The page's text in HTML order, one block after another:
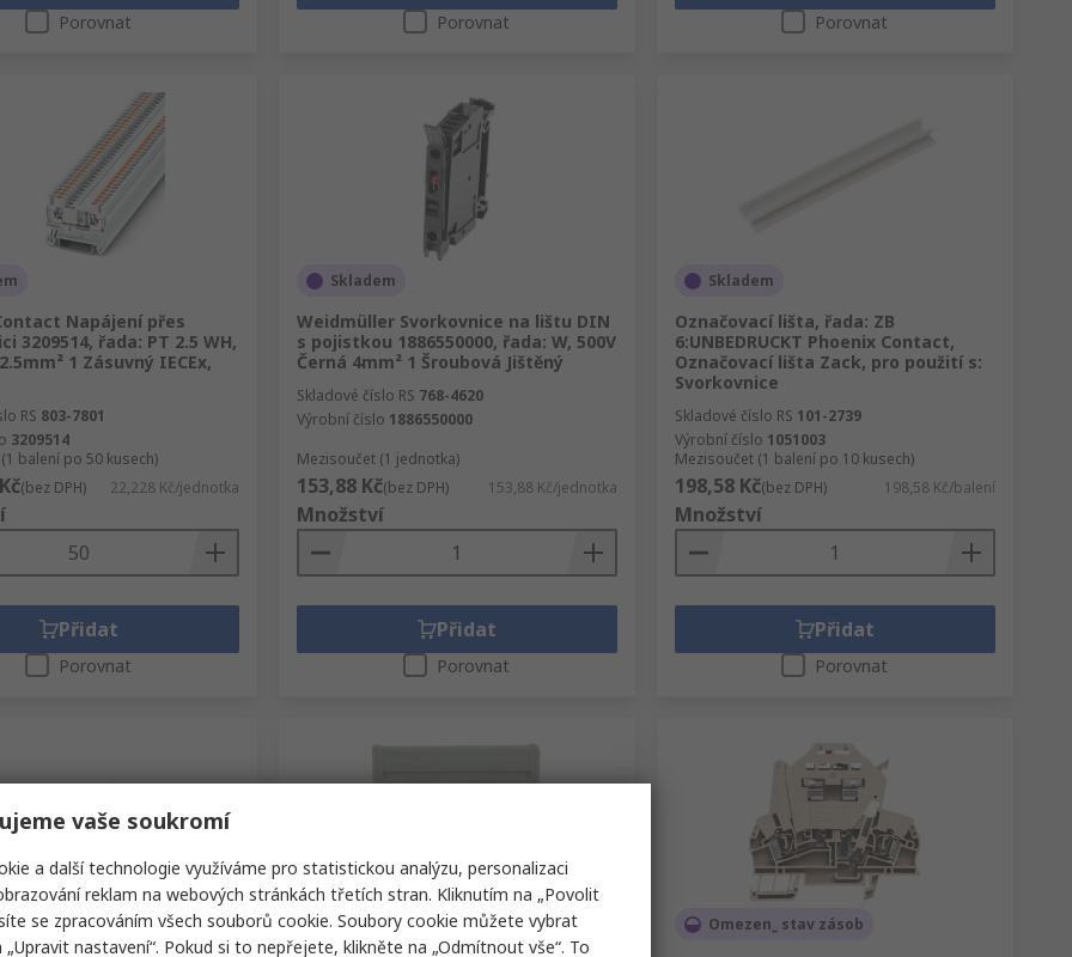
Porovnat Porovnat Porovnat
Napájení přes
3209514, řada: PT 2.5 WH,
1 Zásuvný IECEx,
RS 803-7801
3209514
balení po 50 kusech)
(bez DPH) 22,228 Kč/jednotka
Přidat
Porovnat
Skladem
Weidmüller Svorkovnice na lištu DIN
s pojistkou 1886550000, řada: W, 500V
Černá 4mm² 1 Šroubová Jištěný
Skladové číslo RS 768-4620
Výrobní číslo 1886550000
Mezisoučet (1 jednotka)
153,88 Kč(bez DPH) 153,88 Kč/jednotka
Množství
Přidat
Porovnat
Skladem
Označovací lišta, řada: ZB
6:UNBEDRUCKT Phoenix Contact,
Označovací lišta Zack, pro použití s:
Svorkovnice
Skladové číslo RS 101-2739
Výrobní číslo 1051003
Mezisoučet (1 balení po 10 kusech)
198,58 Kč(bez DPH) 198,58 Kč/balení
Množství
Přidat
Porovnat
Skladem Omezen_ stav zásob
vaše soukromí
a další technologie využíváme pro statistickou analýzu, personalizaci
reklam na webových stránkách třetích stran. Kliknutím na „Povolit
se zpracováním všech souborů cookie. Soubory cookie můžete vybrat
nastavení“. Pokud si to nepřejete, klikněte na „Odmítnout vše“. To